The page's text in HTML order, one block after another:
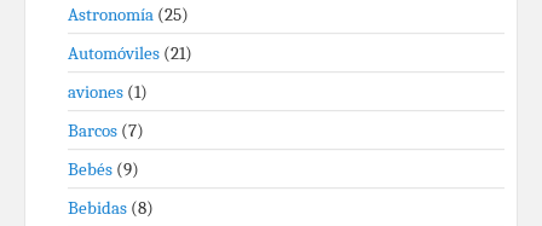
Astronomía (25)
Automóviles (21)
aviones (1)
Barcos (7)
Bebés (9)
Bebidas (8)